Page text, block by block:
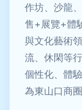
作坊、沙龍
售+展覽+體
與文化藝術
流、休閑等
個性化、體
為東山口商